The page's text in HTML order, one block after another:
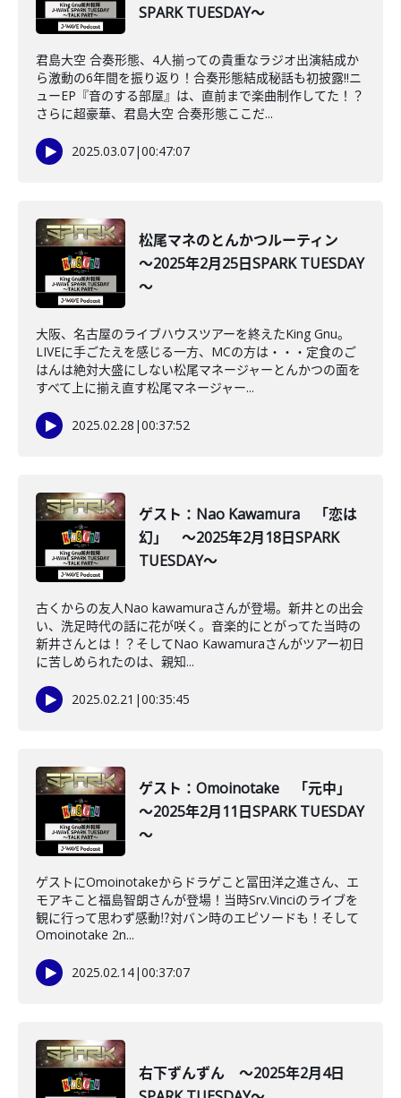
SPARK TUESDAY～
君島大空 合奏形態、4人揃っての貴重なラジオ出演結成か
ら激動の6年間を振り返り！合奏形態結成秘話も初披露‼ニ
ューEP『音のする部屋』は、直前まで楽曲制作してた！？
さらに超豪華、君島大空 合奏形態ここだ...
2025.03.07|00:47:07
松尾マネのとんかつルーティン
～2025年2月25日SPARK TUESDAY
～
大阪、名古屋のライブハウスツアーを終えたKing Gnu。
LIVEに手ごたえを感じる一方、MCの方は・・・定食のご
はんは絶対大盛にしない松尾マネージャーとんかつの面を
すべて上に揃え直す松尾マネージャー...
2025.02.28 |00:37:52
ゲスト：Nao Kawamura 「恋は
幻」 ～2025年2月18日SPARK
TUESDAY～
古くからの友人Nao kawamuraさんが登場。新井との出会
い、洗足時代の話に花が咲く。音楽的にとがってた当時の
新井さんとは！？そしてNao Kawamuraさんがツアー初日
に苦しめられたのは、親知...
2025.02.21 |00:35:45
ゲスト：Omoinotake 「元中」
～2025年2月11日SPARK TUESDAY
～
ゲストにOmoinotakeからドラゲこと冨田洋之進さん、エ
モアキこと福島智朗さんが登場！当時Srv.Vinciのライブを
観に行って思わず感動⁉対バン時のエピソードも！そして
Omoinotake 2n...
2025.02.14|00:37:07
右下ずんずん ～2025年2月4日